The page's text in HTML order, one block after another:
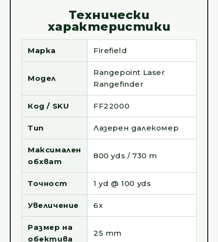
Технически
характеристики
Марка Firefield
Модел
Rangepoint Laser
Rangefinder
Код / SKU FF22000
Тип Лазерен далекомер
Максимален
обхват
800 yds / 730 m
Точност 1 yd @ 100 yds
Увеличение 6x
Размер на
обектива
25 mm